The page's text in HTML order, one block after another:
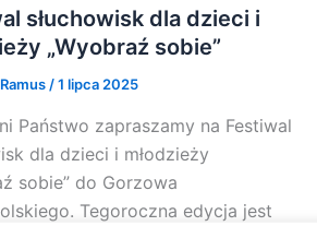
słuchowisk dla dzieci i
„Wyobraź sobie”
/1 lipca 2025
Państwo zapraszamy na Festiwal
dla dzieci i młodzieży
sobie” do Gorzowa
Tegoroczna edycja jest